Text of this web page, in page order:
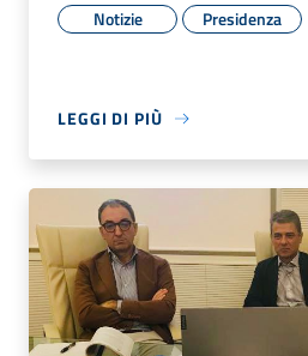
Notizie Presidenza
LEGGI DI PIÙ